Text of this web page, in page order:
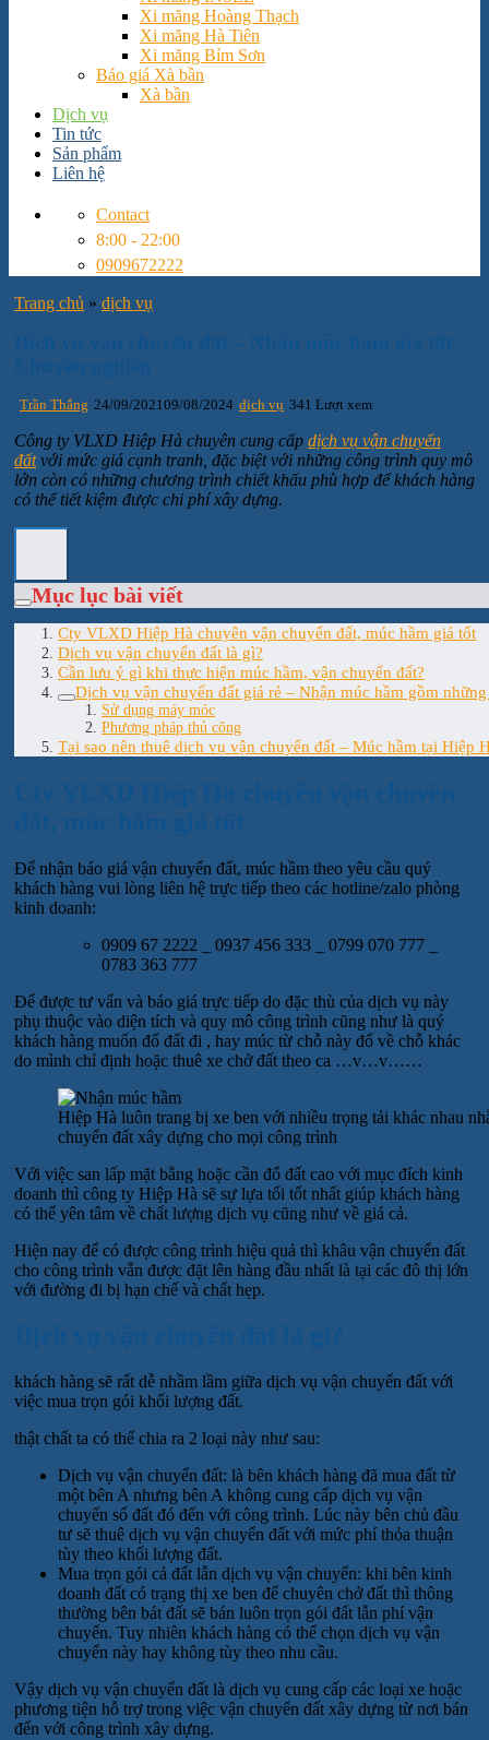
Xi măng Hoàng Thạch
Xi măng Hà Tiên
Xi măng Bỉm Sơn
Báo giá Xà bần
Xà bần
Dịch vụ
Tin tức
Sản phẩm
Liên hệ
Contact
8:00 - 22:00
0909672222
Trang chủ » dịch vụ
Trần Thắng 24/09/2021 09/08/2024 dịch vụ 341 Lượt xem
Công ty VLXD Hiệp Hà chuyên cung cấp dịch vụ vận chuyển
đấtvới mức giá cạnh tranh, đặc biệt với những công trình quy mô
lớn còn có những chương trình chiết khấu phù hợp để khách hàng
có thể tiết kiệm được chi phí xây dựng.
Mục lục bài viết
Cty VLXD Hiệp Hà chuyên vận chuyển đất, múc hầm giá tốt
Dịch vụ vận chuyển đất là gì?
Cần lưu ý gì khi thực hiện múc hầm, vận chuyển đất?
Dịch vụ vận chuyển đất giá rẻ – Nhận múc hầm gồm
Sử dụng máy móc
Phương pháp thủ công
Tại sao nên thuê dịch vụ vận chuyển đất – Múc hầm tại Hiệp
Để nhận báo giá vận chuyển đất, múc hầm theo yêu cầu quý
khách hàng vui lòng liên hệ trực tiếp theo các hotline/zalo phòng
kinh doanh:
0909 67 2222 _ 0937 456 333 _ 0799 070 777 _
0783 363 777
Để được tư vấn và báo giá trực tiếp do đặc thù của dịch vụ này
phụ thuộc vào diện tích và quy mô công trình cũng như là quý
khách hàng muốn đổ đất đi , hay múc từ chỗ này đổ về chỗ khác
do mình chỉ định hoặc thuê xe chở đất theo ca …v…v……
Hiệp Hà luôn trang bị xe ben với nhiều trọng tải khác nhau
chuyển đất xây dựng cho mọi công trình
Với việc san lấp mặt bằng hoặc cần đổ đất cao với mục đích kinh
doanh thì công ty Hiệp Hà sẽ sự lựa tối tốt nhất giúp khách hàng
có thể yên tâm về chất lượng dịch vụ cũng như về giá cả.
Hiện nay để có được công trình hiệu quả thì khâu vận chuyển đất
cho công trình vẫn được đặt lên hàng đầu nhất là tại các đô thị lớn
với đường đi bị hạn chế và chất hẹp.
khách hàng sẽ rất dễ nhầm lầm giữa dịch vụ vận chuyển đất với
việc mua trọn gói khối lượng đất.
thật chất ta có thể chia ra 2 loại này như sau:
Dịch vụ vận chuyển đất: là bên khách hàng đã mua đất từ
một bên A nhưng bên A không cung cấp dịch vụ vận
chuyển số đất đó đến với công trình. Lúc này bên chủ đầu
tư sẽ thuê dịch vụ vận chuyển đất với mức phí thỏa thuận
tùy theo khối lượng đất.
Mua trọn gói cả đất lẫn dịch vụ vận chuyển: khi bên kinh
doanh đất có trạng thị xe ben để chuyên chở đất thì thông
thường bên bát đất sẽ bán luôn trọn gói đất lẫn phí vận
chuyển. Tuy nhiên khách hàng có thể chọn dịch vụ vận
chuyển này hay không tùy theo nhu cầu.
Vậy dịch vụ vận chuyển đất là dịch vụ cung cấp các loại xe hoặc
phương tiện hỗ trợ trong việc vận chuyển đất xây dựng từ nơi bán
đến với công trình xây dựng.